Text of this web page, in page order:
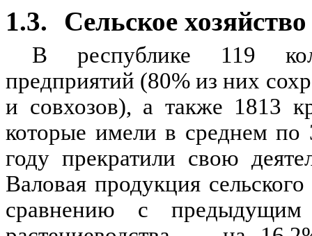
1.3. Сельское хозяйство
В республике 119
предприятий (80% из них
и совхозов), а также 1813
которые имели в среднем по
году прекратили свою
Валовая продукция
сравнению с